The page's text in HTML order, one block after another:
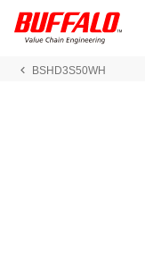
BSHD3S50WH